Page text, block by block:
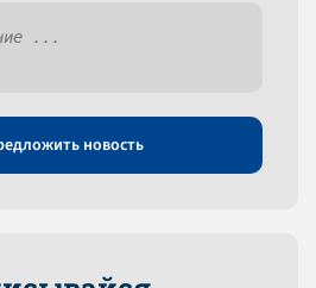
новость